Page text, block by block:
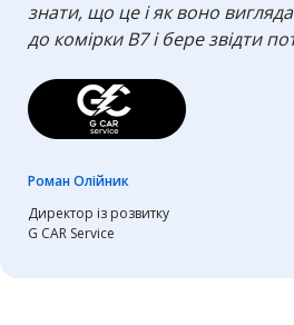
знати, що це і як воно
до комірки В7 і бере звідти
Роман Олійник
Директор із розвитку
G CAR Service